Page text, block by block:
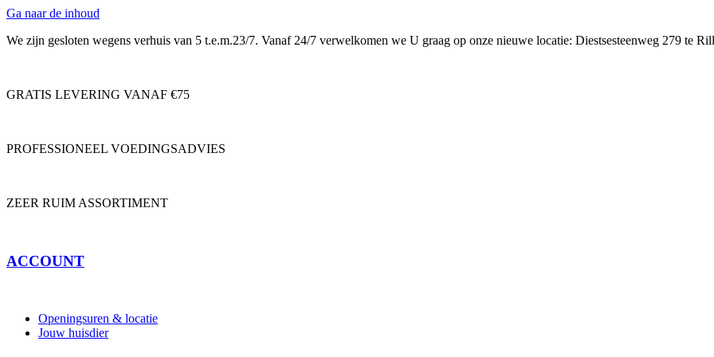
Ga naar de inhoud
We zijn gesloten wegens verhuis van 5 t.e.m.23/7. Vanaf 24/7 verwelkomen we U graag op onze nieuwe locatie: Diestsesteenweg 279 te
GRATIS LEVERING VANAF €75
PROFESSIONEEL VOEDINGSADVIES
ZEER RUIM ASSORTIMENT
ACCOUNT
Openingsuren & locatie
Jouw huisdier